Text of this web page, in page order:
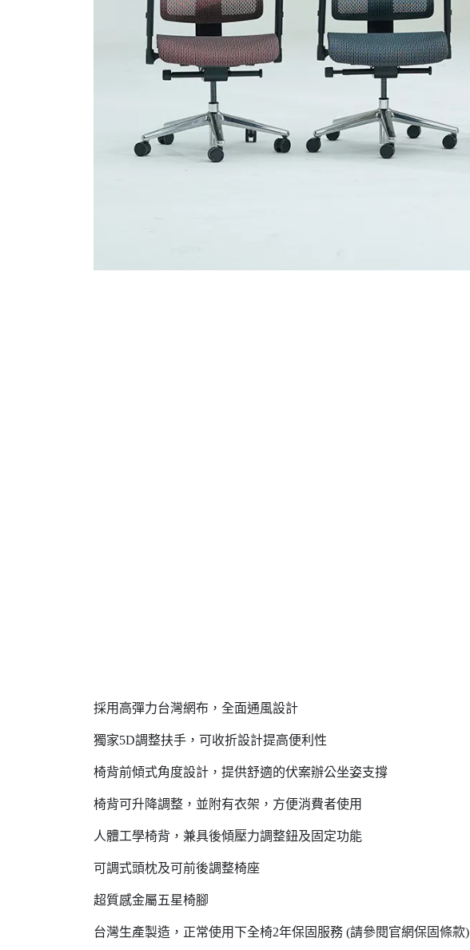
採用高彈力台灣網布，全面通風設計
獨家5D調整扶手，可收折設計提高便利性
椅背前傾式角度設計，提供舒適的伏案辦公坐姿支撐
椅背可升降調整，並附有衣架，方便消費者使用
人體工學椅背，兼具後傾壓力調整鈕及固定功能
可調式頭枕及可前後調整椅座
超質感金屬五星椅腳
台灣生產製造，正常使用下全椅2年保固服務 (請參閱官網保固條款)